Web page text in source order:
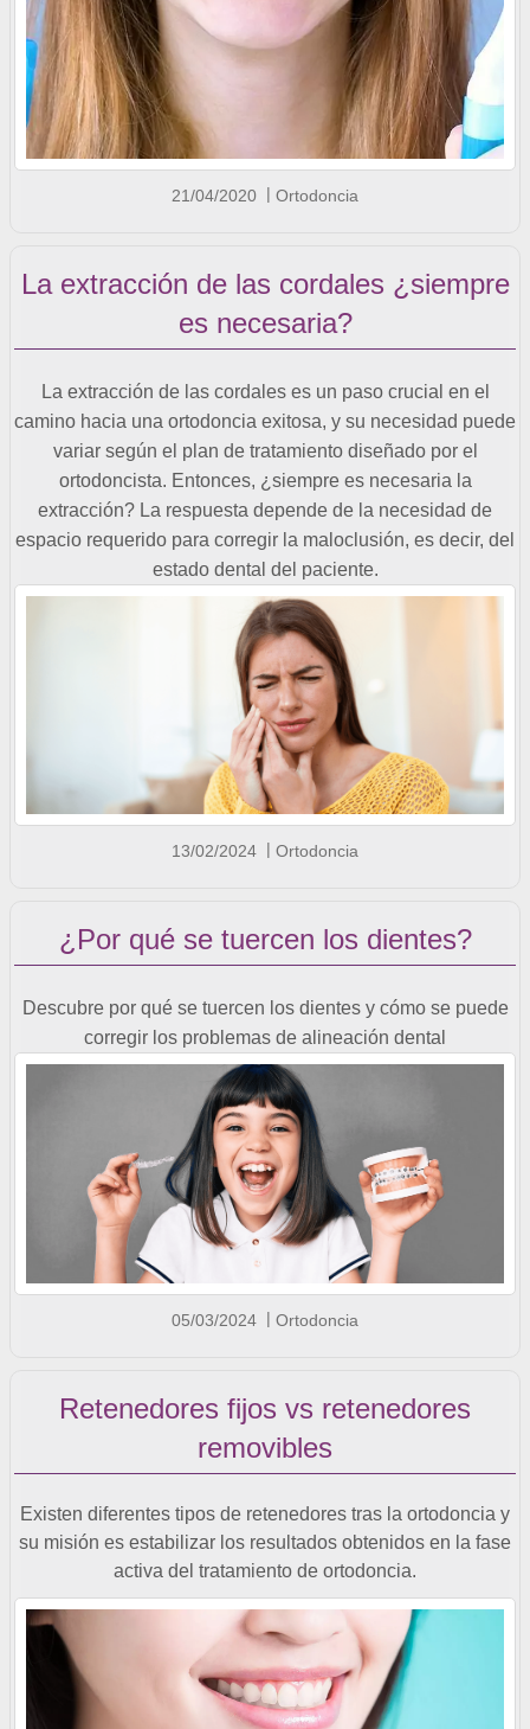
21/04/2020 Ortodoncia
La extracción de las cordales ¿siempre
es necesaria?
La extracción de las cordales es un paso crucial en el
camino hacia una ortodoncia exitosa, y su necesidad puede
variar según el plan de tratamiento diseñado por el
ortodoncista. Entonces, ¿siempre es necesaria la
extracción? La respuesta depende de la necesidad de
espacio requerido para corregir la maloclusión, es decir, del
estado dental del paciente.
13/02/2024 Ortodoncia
¿Por qué se tuercen los dientes?
Descubre por qué se tuercen los dientes y cómo se puede
corregir los problemas de alineación dental
05/03/2024 Ortodoncia
Retenedores fijos vs retenedores
removibles
Existen diferentes tipos de retenedores tras la ortodoncia y
su misión es estabilizar los resultados obtenidos en la fase
activa del tratamiento de ortodoncia.